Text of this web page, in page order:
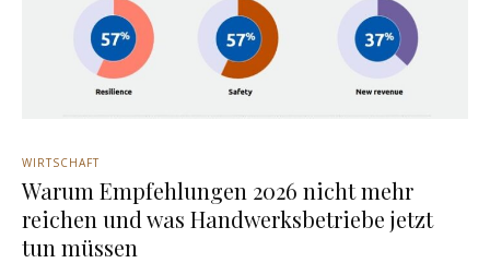
WIRTSCHAFT
Warum Empfehlungen 2026 nicht mehr
reichen und was Handwerksbetriebe jetzt
tun müssen